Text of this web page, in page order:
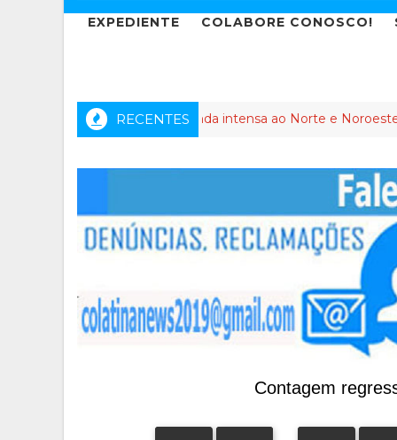
EXPEDIENTE COLABORE CONOSCO!
RECENTES
dos Anjos leva agenda intensa ao Norte e Noroeste do